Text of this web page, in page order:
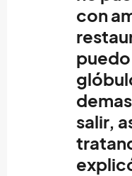
con
salir,